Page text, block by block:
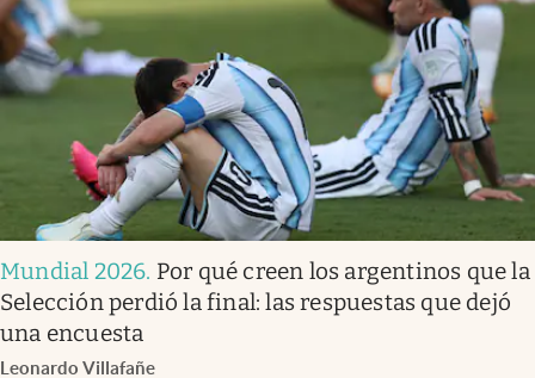
Mundial 2026. Por qué creen los argentinos que la
Selección perdió la final: las respuestas que dejó
una encuesta
Leonardo Villafañe